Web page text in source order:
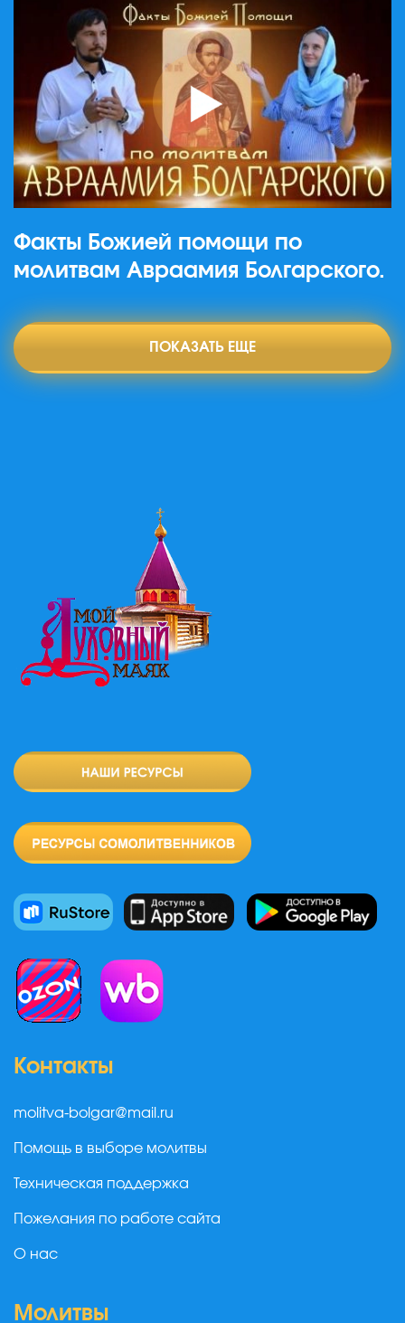
Факты Божией помощи по
молитвам Авраамия Болгарского.
ПОКАЗАТЬ ЕЩЕ
Контакты
molitva-bolgar@mail.ru
Помощь в выборе молитвы
Техническая поддержка
Пожелания по работе сайта
О нас
Молитвы